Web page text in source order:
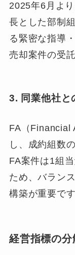
2025年6月よ
長とした部制
る緊密な指導
売却案件の受
3. 同業他社と
FA（Financial
し、成約組数
FA案件は1組
ため、バラン
構築が重要です
経営指標の分